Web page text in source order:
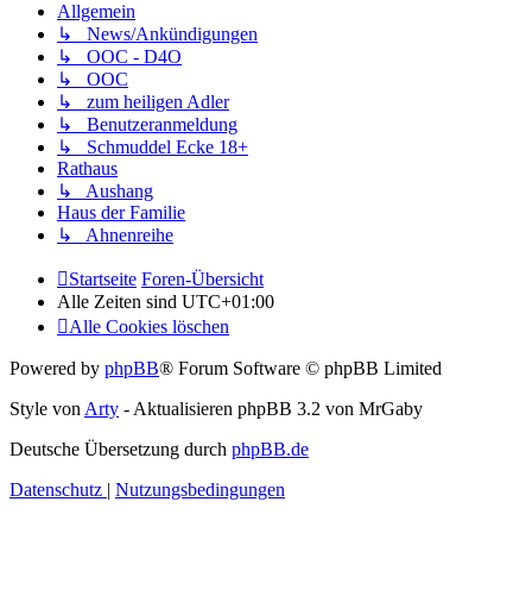
Allgemein
↳ News/Ankündigungen
↳ OOC - D4O
↳ OOC
↳ zum heiligen Adler
↳ Benutzeranmeldung
↳ Schmuddel Ecke 18+
Rathaus
↳ Aushang
Haus der Familie
↳ Ahnenreihe
Startseite Foren-Übersicht
Alle Zeiten sind UTC+01:00
Alle Cookies löschen
Powered by phpBB® Forum Software © phpBB Limited
Style vonArty - Aktualisieren phpBB 3.2 von MrGaby
Deutsche Übersetzung durch phpBB.de
Datenschutz | Nutzungsbedingungen